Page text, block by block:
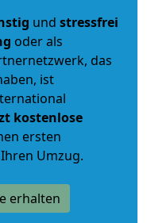
und stressfrei
oder als
das
ist
kostenlose
ersten
Umzug.
erhalten